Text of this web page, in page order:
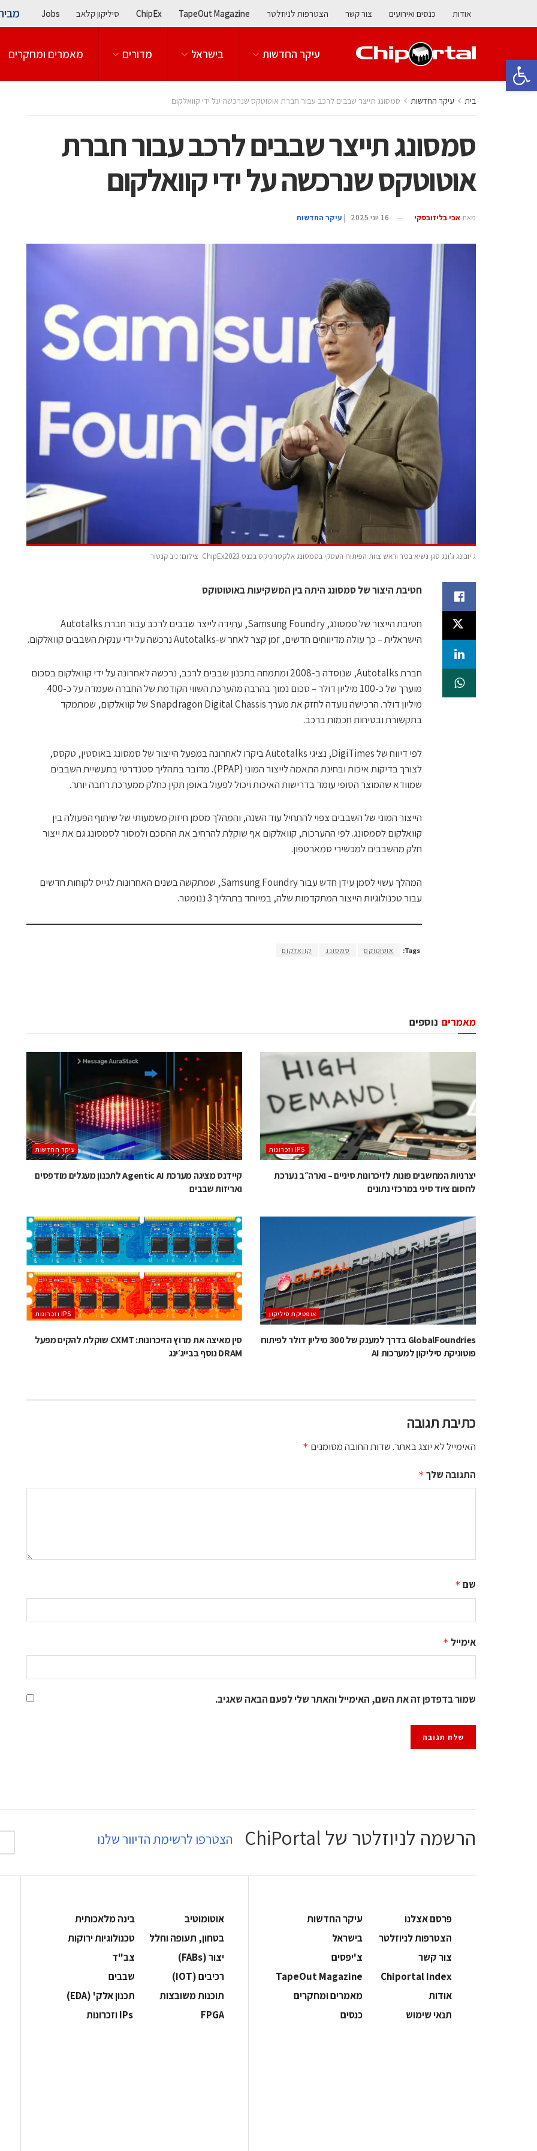
פתח סרגל נגישות
אודות כנסים ואירועים צור קשר הצטרפות לניוזלטר TapeOut Magazine
ChipEx סיליקון קלאב Jobs
עיקר החדשות בישראל מדורים מאמרים ומחקרים
בית עיקר החדשות סמסונג תייצר שבבים לרכב עבור חברת אוטוטקס שנרכשה על ידי קוואלקום
סמסונג תייצר שבבים לרכב עבור חברת
אוטוטקס שנרכשה על ידי קוואלקום
מאת אבי בליזובסקי 16 יוני 2025 | עיקר החדשות
ג'יובונג ג'ונג סגן נשיא בכיר וראש צוות הפיתוח העסקי בסמסונג אלקטרוניקס בכנס ChipEx2023. צילום: ניב קנטור
חטיבת היצור של סמסונג היתה בין המשקיעות באוטוטוקס
חטיבת הייצור של סמסונג, Samsung Foundry, עתידה לייצר שבבים לרכב עבור חברת Autotalks
הישראלית – כך עולה מדיווחים חדשים, זמן קצר לאחר ש-Autotalks נרכשה על ידי ענקית השבבים קוואלקום.
חברת Autotalks, שנוסדה ב-2008 ומתמחה בתכנון שבבים לרכב, נרכשה לאחרונה על ידי קוואלקום בסכום
מוערך של כ-100 מיליון דולר – סכום נמוך בהרבה מהערכת השווי הקודמת של החברה שעמדה על כ-400
מיליון דולר. הרכישה נועדה לחזק את מערך Snapdragon Digital Chassis של קוואלקום, שמתמקד
בתקשורת ובטיחות חכמות ברכב.
לפי דיווח של DigiTimes, נציגי Autotalks ביקרו לאחרונה במפעל הייצור של סמסונג באוסטין, טקסס,
לצורך בדיקות איכות ובחינת התאמה לייצור המוני (PPAP). מדובר בתהליך סטנדרטי בתעשיית השבבים
שמוודא שהמוצר הסופי עומד בדרישות האיכות ויכול לפעול באופן תקין כחלק ממערכת רחבה יותר.
הייצור המוני של השבבים צפוי להתחיל עוד השנה, והמהלך מסמן חיזוק משמעותי של שיתוף הפעולה בין
קוואלקום לסמסונג. לפי ההערכות, קוואלקום אף שוקלת להרחיב את ההסכם ולמסור לסמסונג גם את ייצור
חלק מהשבבים למכשירי סמארטפון.
המהלך עשוי לסמן עידן חדש עבור Samsung Foundry, שמתקשה בשנים האחרונות לגייס לקוחות חדשים
עבור טכנולוגיות הייצור המתקדמות שלה, במיוחד בתהליך 3 ננומטר.
Tags: אוטוטוקס סמסונג קוואלקום
נוספים מאמרים
יצרניות המחשבים פונות לזיכרונות סיניים – וארה״ב נערכת
לחסום ציוד סיני במרכזי נתונים
עיקר החדשות
קיידנס מציגה מערכת Agentic AI לתכנון מעגלים מודפסים
ואריזות שבבים
אופטיקת סיליקון
GlobalFoundries בדרך למענק של 300 מיליון דולר לפיתוח
פוטוניקת סיליקון למערכות AI
סין מאיצה את מרוץ הזיכרונות: CXMT שוקלת להקים מפעל
DRAM נוסף בבייג׳ינג
כתיבת תגובה
האימייל לא יוצג באתר.שדות החובה מסומנים *
התגובה שלך *
שם *
אימייל *
שמור בדפדפן זה את השם, האימייל והאתר שלי לפעם הבאה שאגיב.
הרשמה לניוזלטר של ChiPortal הצטרפו לרשימת הדיוור שלנו
פרסם אצלנו
עיקר החדשות
הצטרפות לניוזלטר
בישראל
צור קשר
צ'יפסים
Chiportal Index
TapeOut Magazine
אודות
מאמרים ומחקרים
תנאי שימוש
כנסים
אוטומוטיב
בינה מלאכותית
בטחון, תעופה וחלל
‫טכנולוגיות ירוקות‬
‫יצור (‪(FABs‬‬
‫צב"ד‬
‫רכיבים‬ (IOT)
‫שבבים‬
‫תוכנות משובצות‬
‫תכנון אלק' (‪(EDA‬‬
‫‪FPGA‬‬
‫ ‪וזכרונות IPs‬‬